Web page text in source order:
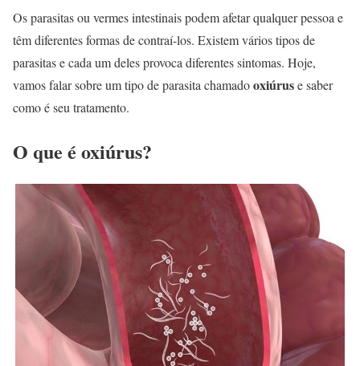
Os parasitas ou vermes intestinais podem afetar qualquer pessoa e
têm diferentes formas de contraí-los. Existem vários tipos de
parasitas e cada um deles provoca diferentes sintomas. Hoje,
vamos falar sobre um tipo de parasita chamadooxiúruse saber
como é seu tratamento.
O que é oxiúrus?